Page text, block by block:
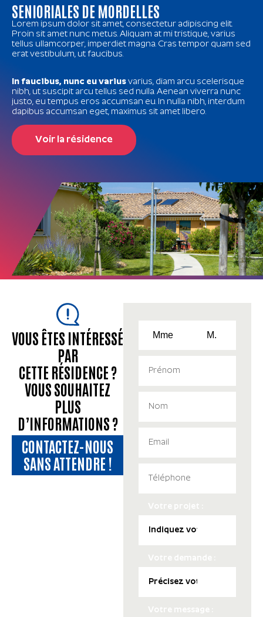
SENIORIALES DE MORDELLES
Lorem ipsum dolor sit amet, consectetur adipiscing elit.
Proin sit amet nunc metus. Aliquam at mi tristique, varius
tellus ullamcorper, imperdiet magna. Cras tempor quam sed
erat vestibulum, ut faucibus.
In faucibus, nunc eu varius varius, diam arcu scelerisque
nibh, ut suscipit arcu tellus sed nulla. Aenean viverra nunc
justo, eu tempus eros accumsan eu. In nulla nibh, interdum
dapibus accumsan eget, maximus sit amet libero.
Voir la résidence
VOUS ÊTES INTÉRESSÉ
PAR
CETTE RÉSIDENCE ?
VOUS SOUHAITEZ
PLUS
D’INFORMATIONS ?
CONTACTEZ-NOUS
SANS ATTENDRE !
Mme M.